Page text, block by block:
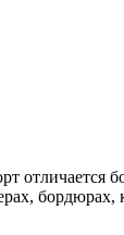
отличается
бордюрах,